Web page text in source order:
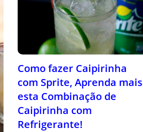
Como fazer Caipirinha
com Sprite, Aprenda mais
esta Combinação de
Caipirinha com
Refrigerante!